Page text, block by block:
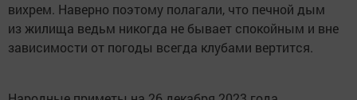
вихрем. Наверно поэтому полагали, что печной дым
из жилища ведьм никогда не бывает спокойным и вне
зависимости от погоды всегда клубами вертится.